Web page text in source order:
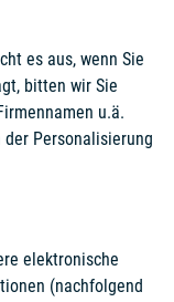
es aus, wenn Sie
bitten wir Sie
u.ä.
Personalisierung
elektronische
(nachfolgend